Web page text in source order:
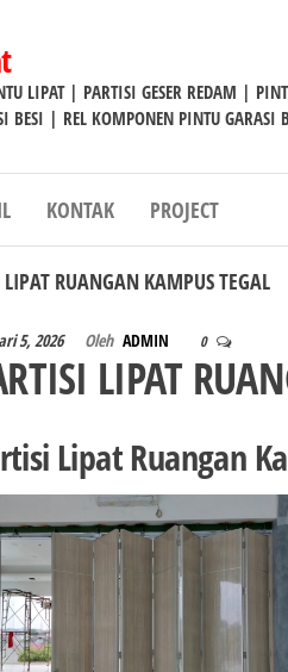
LIPAT | PARTISI GESER REDAM |
BESI | REL KOMPONEN PINTU GARASI
KONTAK PROJECT
LIPAT RUANGAN KAMPUS TEGAL
5, 2026 Oleh ADMIN 0
LIPAT
Lipat Ruangan